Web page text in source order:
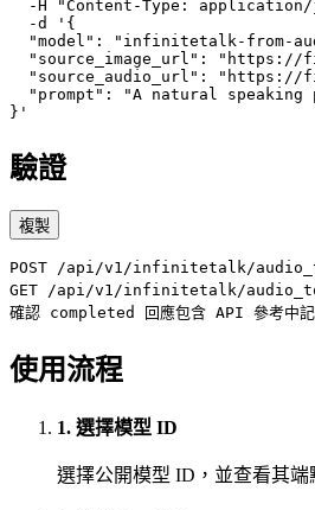
-H "Content-Type: application/
  -d '{
"model": "infinitetalk-from-
"source_image_url": "https://
"source_audio_url": "https://
"prompt": "A natural speaking
}'
驗證
複製
POST /api/v1/infinitetalk/
GET /api/v1/infinitetalk/
確認 completed 回應包含 API 參考中記
使用流程
1. 選擇模型 ID
選擇公開模型 ID，並查看其端